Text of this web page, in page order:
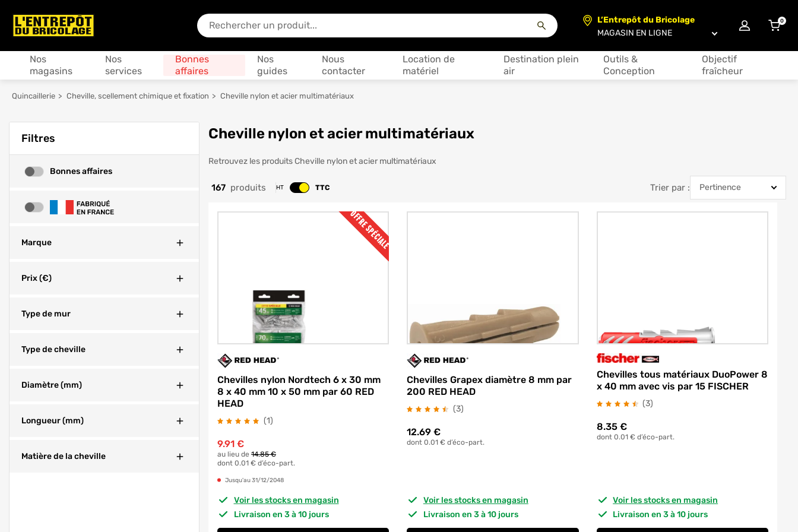
En quoi puis-je vous aider ? L’Entrepôt du Bricolage
Choisir un magasin
0article
Nos
magasins
Nos
services
Bonnes
affaires
Nos
guides
Nous
contacter
Location de
matériel
Destination plein
air
Outils &
Conception
Objectif
fraîcheur
Quincaillerie Cheville, scellement chimique et fixation Cheville nylon et acier multimatériaux
Filtres
Bonnes affaires
Bonnes affaires
Fabrication Française
Marque Fermer
Prix (€) Fermer
Type de mur Fermer
Type de cheville Fermer
Diamètre (mm) Fermer
Longueur (mm) Fermer
Matière de la cheville Fermer
Cheville nylon et acier multimatériaux
Cheville nylon et acier multimatériaux
Retrouvez les produits Cheville nylon et acier multimatériaux
167 produits HT Changer le prix
TTC Trier par : Trier par :
OFFRE SPÉCIALE
Chevilles nylon Nordtech 6 x 30 mm
8 x 40 mm 10 x 50 mm par 60 RED
HEAD
(1)
9.91 €
au lieu de 14.85 €
dont 0.01 € d’éco-part.
Jusqu'au 31/12/2048
Voir les stocks en magasin
Livraison en 3 à 10 jours
Chevilles Grapex diamètre 8 mm par
200 RED HEAD
(3)
12.69 €
dont 0.01 € d’éco-part.
Voir les stocks en magasin
Livraison en 3 à 10 jours
Chevilles tous matériaux DuoPower 8
x 40 mm avec vis par 15 FISCHER
(3)
8.35 €
dont 0.01 € d’éco-part.
Voir les stocks en magasin
Livraison en 3 à 10 jours